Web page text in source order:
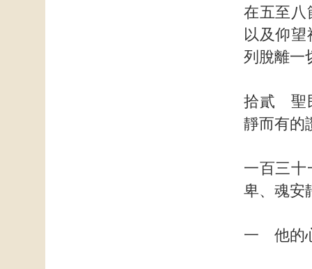
在五至八
以及仰
列脫離一
拾貳 聖
靜而有的
一百三十
卑、魂安
一 他的